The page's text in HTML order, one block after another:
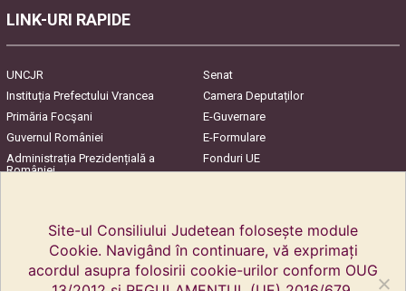
LINK-URI RAPIDE
UNCJR
Senat
Instituția Prefectului Vrancea
Camera Deputaților
Primăria Focşani
E-Guvernare
Guvernul României
E-Formulare
Administrația Prezidențială a
României
Fonduri UE
Site-ul Consiliului Judetean folosește module
Cookie. Navigând în continuare, vă exprimați
acordul asupra folosirii cookie-urilor conform OUG